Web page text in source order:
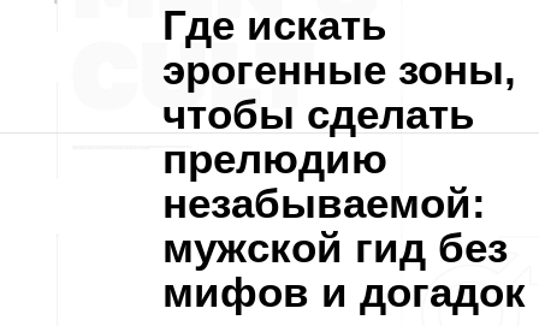
Где искать
эрогенные зоны,
чтобы сделать
прелюдию
незабываемой:
мужской гид без
мифов и догадок